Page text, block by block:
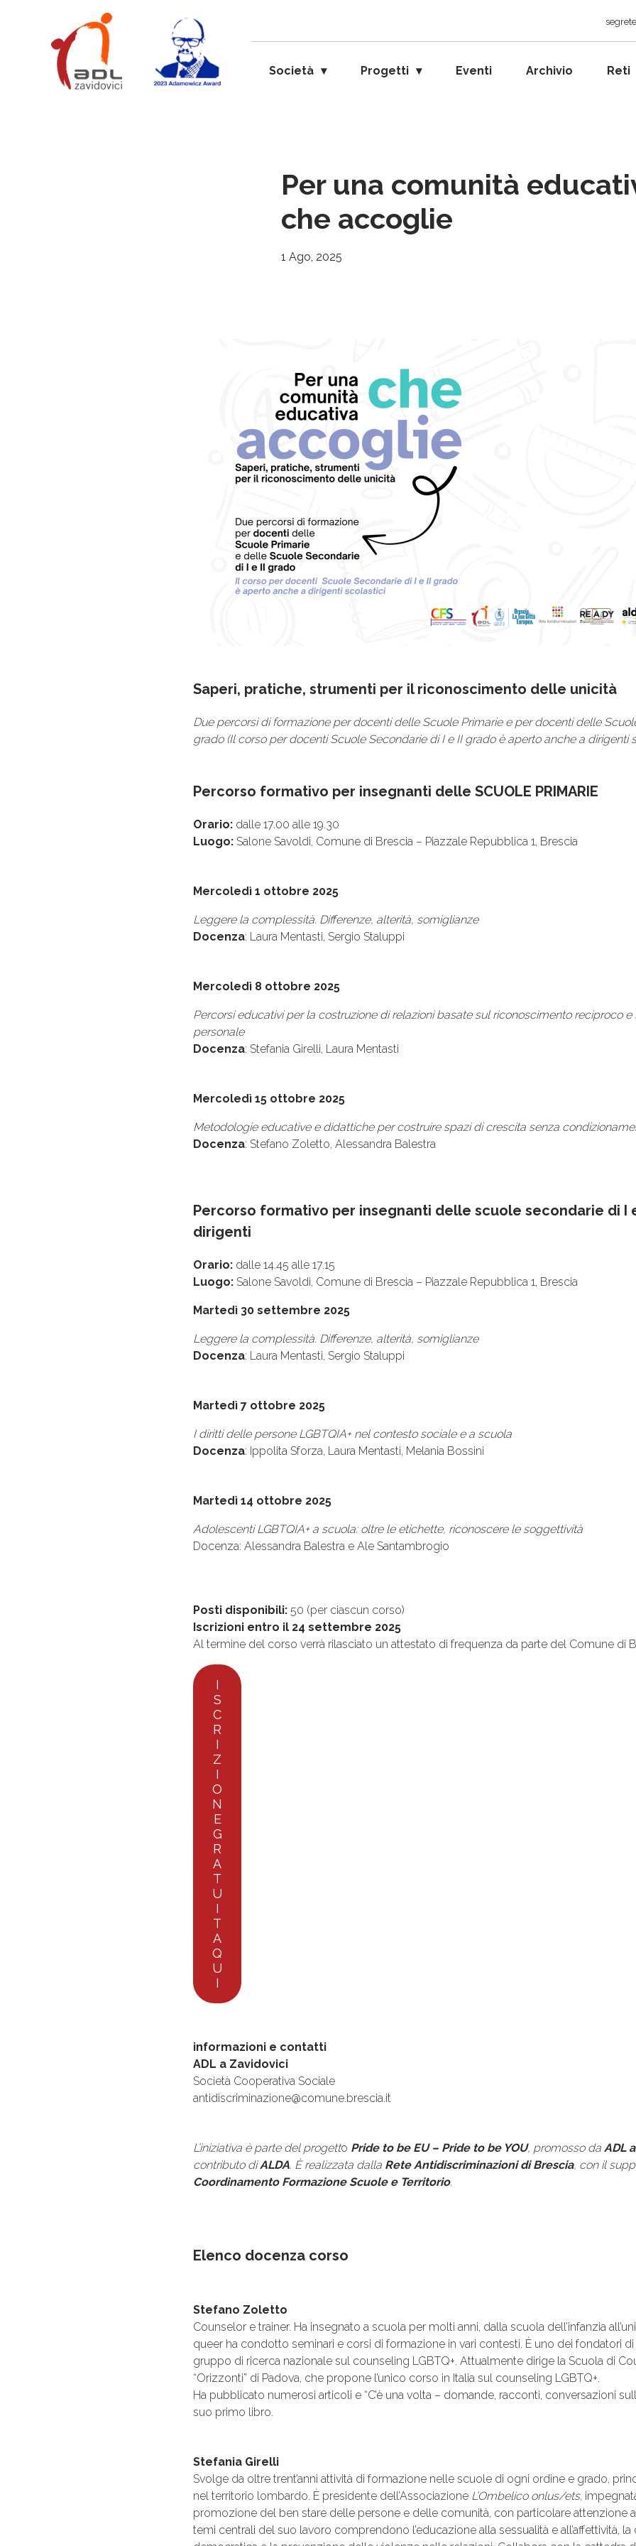
Società Progetti Eventi Archivio Reti
Per una comunità
che accoglie
1 Ago, 2025
Saperi, pratiche, strumenti per il riconoscimento delle unicità
Due percorsi di formazione per docenti delle Scuole Primarie e per docenti delle
grado (Il corso per docenti Scuole Secondarie di I e II grado è aperto anche a dirigenti
Percorso formativo per insegnanti delle SCUOLE PRIMARIE
Orario: dalle 17.00 alle 19.30
Luogo: Salone Savoldi, Comune di Brescia – Piazzale Repubblica 1, Brescia
Mercoledì 1 ottobre 2025
Leggere la complessità. Differenze, alterità, somiglianze
Docenza: Laura Mentasti, Sergio Staluppi
Mercoledì 8 ottobre 2025
Percorsi educativi per la costruzione di relazioni basate sul riconoscimento reciproco e
personale
Docenza: Stefania Girelli, Laura Mentasti
Mercoledì 15 ottobre 2025
Metodologie educative e didattiche per costruire spazi di crescita senza
Docenza: Stefano Zoletto, Alessandra Balestra
Percorso formativo per insegnanti delle scuole secondarie di I
dirigenti
Orario: dalle 14.45 alle 17.15
Luogo: Salone Savoldi, Comune di Brescia – Piazzale Repubblica 1, Brescia
Martedì 30 settembre 2025
Leggere la complessità. Differenze, alterità, somiglianze
Docenza: Laura Mentasti, Sergio Staluppi
Martedì 7 ottobre 2025
I diritti delle persone LGBTQIA+ nel contesto sociale e a scuola
Docenza: Ippolita Sforza, Laura Mentasti, Melania Bossini
Martedì 14 ottobre 2025
Adolescenti LGBTQIA+ a scuola: oltre le etichette, riconoscere le soggettività
Docenza: Alessandra Balestra e Ale Santambrogio
Posti disponibili: 50 (per ciascun corso)
Iscrizioni entro il 24 settembre 2025
Al termine del corso verrà rilasciato un attestato di frequenza da parte del Comune di
I
S
C
R
I
Z
I
O
N
E
G
R
A
T
U
I
T
A
Q
U
I
informazioni e contatti
ADL a Zavidovici
Società Cooperativa Sociale
antidiscriminazione@comune.brescia.it
L’iniziativa è parte del progetto Pride to be EU – Pride to be YOU, promosso da ADL
contributo diALDA. È realizzata dalla Rete Antidiscriminazioni di Brescia, con il
Coordinamento Formazione Scuole e Territorio.
Elenco docenza corso
Stefano Zoletto
Counselor e trainer. Ha insegnato a scuola per molti anni, dalla scuola dell’infanzia
queer ha condotto seminari e corsi di formazione in vari contesti. È uno dei fondatori di
gruppo di ricerca nazionale sul counseling LGBTQ+. Attualmente dirige la Scuola di
“Orizzonti” di Padova, che propone l’unico corso in Italia sul counseling LGBTQ+.
Ha pubblicato numerosi articoli e “C’è una volta – domande, racconti, conversazioni
suo primo libro.
Stefania Girelli
Svolge da oltre trent’anni attività di formazione nelle scuole di ogni ordine e grado,
nel territorio lombardo. È presidente dell’Associazione L’Ombelico onlus/ets,
promozione del ben stare delle persone e delle comunità, con particolare attenzione
temi centrali del suo lavoro comprendono l’educazione alla sessualità e all’affettività, la